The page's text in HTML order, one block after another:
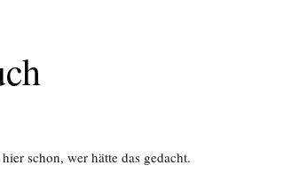
schon, wer hätte das gedacht.